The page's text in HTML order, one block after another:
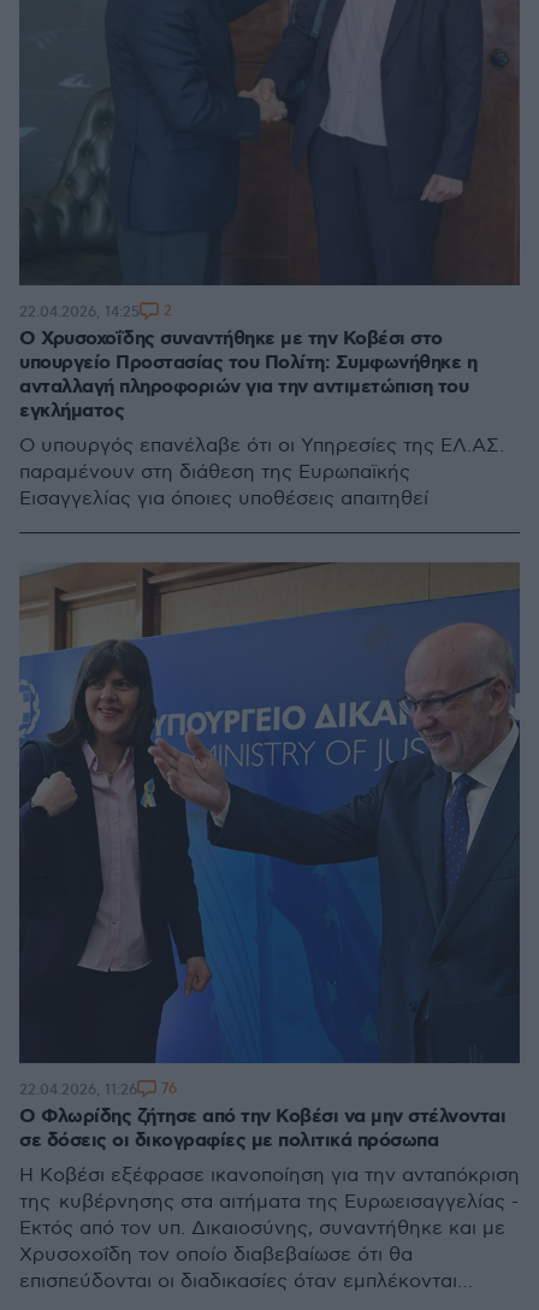
Ο Χρυσοχοΐδης συναντήθηκε με την Κοβέσι στο
υπουργείο Προστασίας του Πολίτη: Συμφωνήθηκε η
ανταλλαγή πληροφοριών για την αντιμετώπιση του
εγκλήματος
Ο υπουργός επανέλαβε ότι οι Υπηρεσίες της ΕΛ.ΑΣ.
παραμένουν στη διάθεση της Ευρωπαϊκής
Εισαγγελίας για όποιες υποθέσεις απαιτηθεί
22.04.2026, 14:25 2
Ο Φλωρίδης ζήτησε από την Κοβέσι να μην στέλνονται
σε δόσεις οι δικογραφίες με πολιτικά πρόσωπα
Η Κοβέσι εξέφρασε ικανοποίηση για την ανταπόκριση
της κυβέρνησης στα αιτήματα της Ευρωεισαγγελίας -
Εκτός από τον υπ. Δικαιοσύνης, συναντήθηκε και με
Χρυσοχοΐδη τον οποίο διαβεβαίωσε ότι θα
επισπεύδονται οι διαδικασίες όταν εμπλέκονται
22.04.2026, 11:26 76